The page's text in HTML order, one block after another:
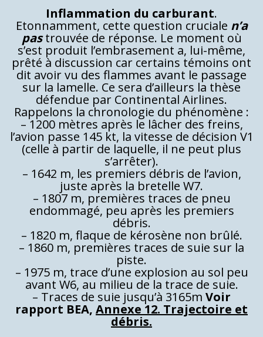
Inflammation du carburant.
Etonnamment, cette question cruciale n’a
pastrouvée de réponse. Le moment où
s’est produit l’embrasement a, lui-même,
prêté à discussion car certains témoins ont
dit avoir vu des flammes avant le passage
sur la lamelle. Ce sera d’ailleurs la thèse
défendue par Continental Airlines.
Rappelons la chronologie du phénomène :
– 1200 mètres après le lâcher des freins,
l’avion passe 145 kt, la vitesse de décision V1
(celle à partir de laquelle, il ne peut plus
s’arrêter).
– 1642 m, les premiers débris de l’avion,
juste après la bretelle W7.
– 1807 m, premières traces de pneu
endommagé, peu après les premiers
débris.
– 1820 m, flaque de kérosène non brûlé.
– 1860 m, premières traces de suie sur la
piste.
– 1975 m, trace d’une explosion au sol peu
avant W6, au milieu de la trace de suie.
– Traces de suie jusqu’à 3165m Voir
rapport BEA, Annexe 12. Trajectoire et
débris.